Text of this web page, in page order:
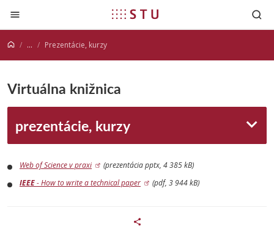
Prejsť na obsah
... Prezentácie, kurzy
Virtuálna knižnica
prezentácie, kurzy
Web of Science v praxi
(prezentácia pptx, 4 385 kB)
IEEE- How to write a technical paper (pdf, 3 944 kB)